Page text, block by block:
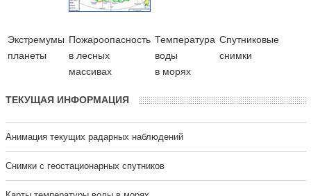
Экстремумы
планеты
Пожароопасность
в лесных
массивах
Температура
воды
в морях
Cпутниковые
снимки
ТЕКУЩАЯ ИНФОРМАЦИЯ
Анимация текущих радарных наблюдений
Cнимки с геостационарных спутников